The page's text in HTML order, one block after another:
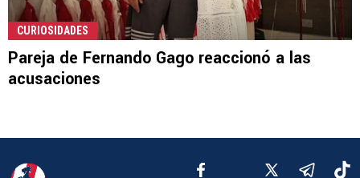
CURIOSIDADES
Pareja de Fernando Gago reaccionó a las
acusaciones